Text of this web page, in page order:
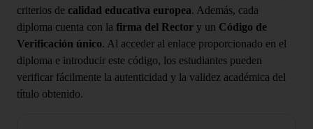
criterios de calidad educativa europea. Además, cada
diploma cuenta con la firma del Rector y un Código de
Verificación único. Al acceder al enlace proporcionado en el
diploma e introducir este código, los estudiantes pueden
verificar fácilmente la autenticidad y la validez académica del
título obtenido.